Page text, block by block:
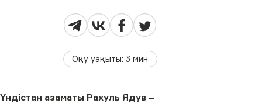
Оқу уақыты:3 мин
Үндістан азаматы Рахуль Ядув –